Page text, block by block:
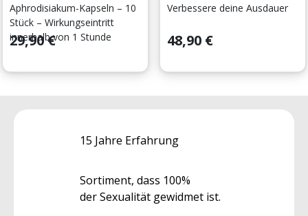
Aphrodisiakum-Kapseln – 10
Stück – Wirkungseintritt
innerhalb von 1 Stunde
Preis
29,90 €
Verbessere deine Ausdauer
Preis
48,90 €
15 Jahre Erfahrung
Sortiment, dass 100%
der Sexualität gewidmet ist.